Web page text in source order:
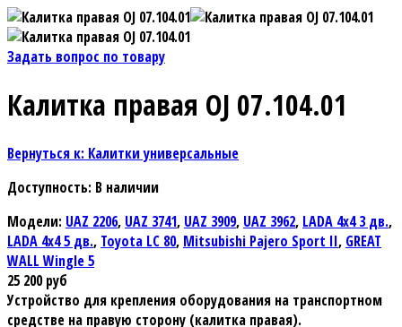
Задать вопрос по товару
Калитка правая OJ 07.104.01
Вернуться к: Калитки универсальные
Доступность: В наличии
Модели: UAZ 2206, UAZ 3741, UAZ 3909, UAZ 3962, LADA 4х4 3 дв.,
LADA 4х4 5 дв., Toyota LC 80, Mitsubishi Pajero Sport II, GREAT
WALL Wingle 5
25 200 руб
Устройство для крепления оборудования на транспортном
средстве на правую сторону (калитка правая).